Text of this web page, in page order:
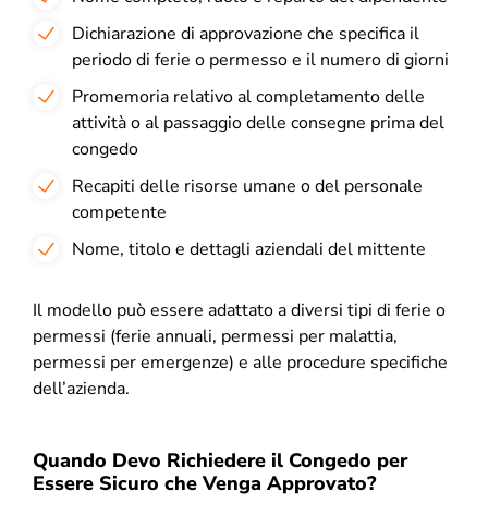
Dichiarazione di approvazione che specifica il
periodo di ferie o permesso e il numero di giorni
Promemoria relativo al completamento delle
attività o al passaggio delle consegne prima del
congedo
Recapiti delle risorse umane o del personale
competente
Nome, titolo e dettagli aziendali del mittente
Il modello può essere adattato a diversi tipi di ferie o
permessi (ferie annuali, permessi per malattia,
permessi per emergenze) e alle procedure specifiche
dell’azienda.
Quando Devo Richiedere il Congedo per
Essere Sicuro che Venga Approvato?